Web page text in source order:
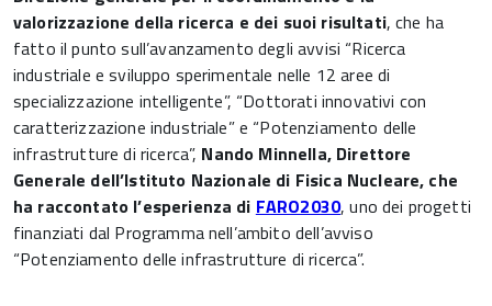
valorizzazione della ricerca e dei suoi risultati, che ha
fatto il punto sull’avanzamento degli avvisi “Ricerca
industriale e sviluppo sperimentale nelle 12 aree di
specializzazione intelligente”, “Dottorati innovativi con
caratterizzazione industriale” e “Potenziamento delle
infrastrutture di ricerca”, Nando Minnella, Direttore
Generale dell’Istituto Nazionale di Fisica Nucleare, che
ha raccontato l’esperienza di FARO2030, uno dei progetti
finanziati dal Programma nell’ambito dell’avviso
“Potenziamento delle infrastrutture di ricerca”.